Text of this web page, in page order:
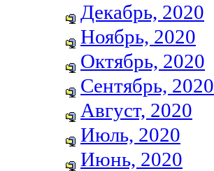
Декабрь, 2020
Ноябрь, 2020
Октябрь, 2020
Сентябрь, 2020
Август, 2020
Июль, 2020
Июнь, 2020